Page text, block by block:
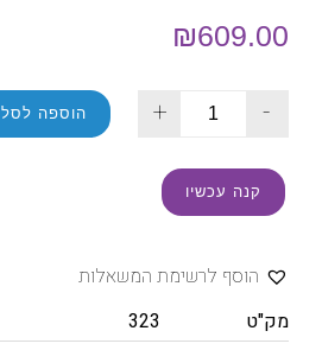
₪609.00
-
+ הוספה לסל
קנה עכשיו
הוסף לרשימת המשאלות
מק"ט
323